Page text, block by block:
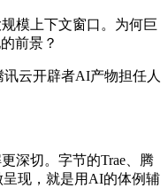
模上下文窗口。为何巨
前景？
云开辟者AI产物担任人
深切。字节的Trae、腾
呈现，就是用AI的体例辅